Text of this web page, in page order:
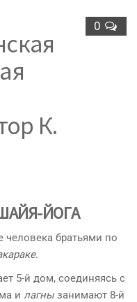
0
К.
ЙОГА
человека братьями по
.
5-й дом, соединяясь с
и лагнызанимают 8-й